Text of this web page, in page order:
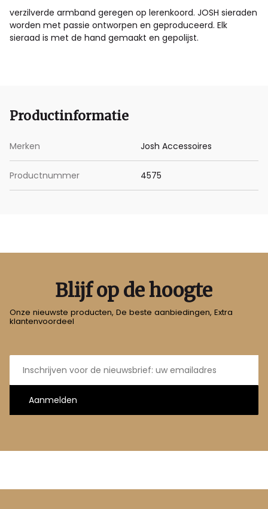
verzilverde armband geregen op lerenkoord. JOSH sieraden
worden met passie ontworpen en geproduceerd. Elk
sieraad is met de hand gemaakt en gepolijst.
Productinformatie
Merken Josh Accessoires
Productnummer 4575
Blijf op de hoogte
Onze nieuwste producten, De beste aanbiedingen, Extra
klantenvoordeel
E-
mailadres
Aanmelden